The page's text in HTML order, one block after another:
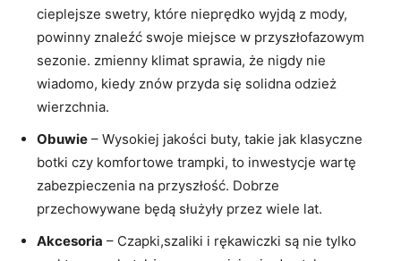
cieplejsze swetry, które nieprędko wyjdą z mody,
powinny znaleźć⁤ swoje miejsce w przyszłofazowym
sezonie. zmienny klimat sprawia, ‌że nigdy nie
wiadomo, kiedy znów przyda się solidna odzież
wierzchnia.
Obuwie – ⁢Wysokiej jakości buty, takie jak klasyczne ​
botki czy​ komfortowe trampki,​ to inwestycje ⁤wartę
zabezpieczenia⁤ na ‌przyszłość. Dobrze​
przechowywane będą służyły‍ przez wiele ⁤lat.
Akcesoria – Czapki,szaliki i rękawiczki są ‌nie tylko​